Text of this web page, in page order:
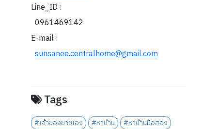
Line_ID :
0961469142
E-mail :
sunsanee.centralhome@gmail.com
Tags
#เจ้าของขายเอง #หาบ้าน
#หาบ้านมือสอง